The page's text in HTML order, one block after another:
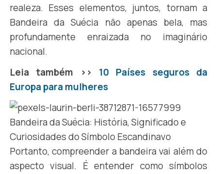
realeza. Esses elementos, juntos, tornam a
Bandeira da Suécia não apenas bela, mas
profundamente enraizada no imaginário
nacional.
Leia também >> 10 Países seguros da
Europa para mulheres
Portanto, compreender a bandeira vai além do
aspecto visual. É entender como símbolos